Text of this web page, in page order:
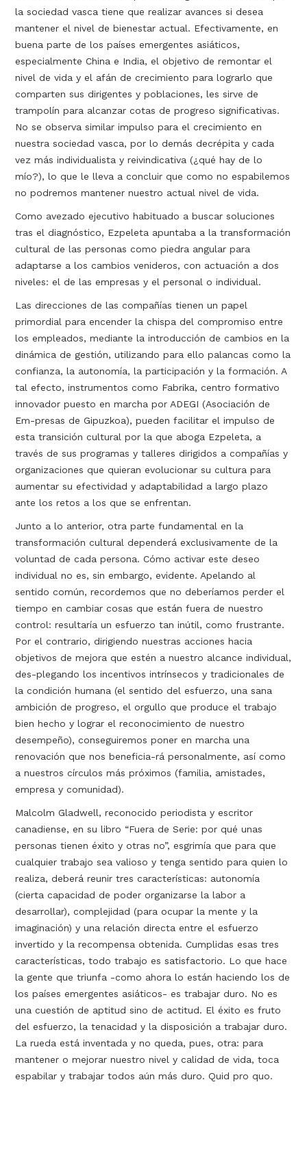
la sociedad vasca tiene que realizar avances si desea
mantener el nivel de bienestar actual. Efectivamente, en
buena parte de los países emergentes asiáticos,
especialmente China e India, el objetivo de remontar el
nivel de vida y el afán de crecimiento para lograrlo que
comparten sus dirigentes y poblaciones, les sirve de
trampolín para alcanzar cotas de progreso significativas.
No se observa similar impulso para el crecimiento en
nuestra sociedad vasca, por lo demás decrépita y cada
vez más individualista y reivindicativa (¿qué hay de lo
mío?), lo que le lleva a concluir que como no espabilemos
no podremos mantener nuestro actual nivel de vida.
Como avezado ejecutivo habituado a buscar soluciones
tras el diagnóstico, Ezpeleta apuntaba a la transformación
cultural de las personas como piedra angular para
adaptarse a los cambios venideros, con actuación a dos
niveles: el de las empresas y el personal o individual.
Las direcciones de las compañías tienen un papel
primordial para encender la chispa del compromiso entre
los empleados, mediante la introducción de cambios en la
dinámica de gestión, utilizando para ello palancas como la
confianza, la autonomía, la participación y la formación. A
tal efecto, instrumentos como Fabrika, centro formativo
innovador puesto en marcha por ADEGI (Asociación de
Em-presas de Gipuzkoa), pueden facilitar el impulso de
esta transición cultural por la que aboga Ezpeleta, a
través de sus programas y talleres dirigidos a compañías y
organizaciones que quieran evolucionar su cultura para
aumentar su efectividad y adaptabilidad a largo plazo
ante los retos a los que se enfrentan.
Junto a lo anterior, otra parte fundamental en la
transformación cultural dependerá exclusivamente de la
voluntad de cada persona. Cómo activar este deseo
individual no es, sin embargo, evidente. Apelando al
sentido común, recordemos que no deberíamos perder el
tiempo en cambiar cosas que están fuera de nuestro
control: resultaría un esfuerzo tan inútil, como frustrante.
Por el contrario, dirigiendo nuestras acciones hacia
objetivos de mejora que estén a nuestro alcance individual,
des-plegando los incentivos intrínsecos y tradicionales de
la condición humana (el sentido del esfuerzo, una sana
ambición de progreso, el orgullo que produce el trabajo
bien hecho y lograr el reconocimiento de nuestro
desempeño), conseguiremos poner en marcha una
renovación que nos beneficia-rá personalmente, así como
a nuestros círculos más próximos (familia, amistades,
empresa y comunidad).
Malcolm Gladwell, reconocido periodista y escritor
canadiense, en su libro “Fuera de Serie: por qué unas
personas tienen éxito y otras no”, esgrimía que para que
cualquier trabajo sea valioso y tenga sentido para quien lo
realiza, deberá reunir tres características: autonomía
(cierta capacidad de poder organizarse la labor a
desarrollar), complejidad (para ocupar la mente y la
imaginación) y una relación directa entre el esfuerzo
invertido y la recompensa obtenida. Cumplidas esas tres
características, todo trabajo es satisfactorio. Lo que hace
la gente que triunfa -como ahora lo están haciendo los de
los países emergentes asiáticos- es trabajar duro. No es
una cuestión de aptitud sino de actitud. El éxito es fruto
del esfuerzo, la tenacidad y la disposición a trabajar duro.
La rueda está inventada y no queda, pues, otra: para
mantener o mejorar nuestro nivel y calidad de vida, toca
espabilar y trabajar todos aún más duro. Quid pro quo.